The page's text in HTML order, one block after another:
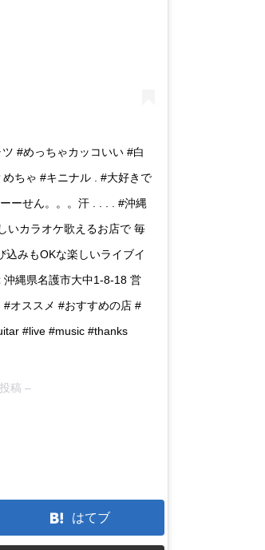
#めっちゃカッコいい #白
ちゃ #キニナル . #大好きで
ーせん。。。汗 . . . . #沖縄
いカラオケ歌えるお店で 毎
込みもOKな楽しいライブイ
縄県名護市大中1-8-18 営
オススメ #おすすめの店 #
#live #music #thanks
稿 –
はてブ